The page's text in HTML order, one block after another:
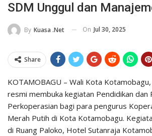
SDM Unggul dan
By Kuasa .net On Jul 30, 2025
Share
KOTAMOBAGU – Wali Kota
resmi membuka kegiatan Pendidikan dan
Perkoperasian bagi para pengurus
Merah Putih di Kota Kotamobagu.
di Ruang Paloko, Hotel Sutanraja